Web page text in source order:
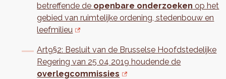
betreffende de openbare onderzoeken op het
gebied van ruimtelijke ordening, stedenbouw en
leefmilieu
Art9§2: Besluit van de Brusselse Hoofdstedelijke
Regering van 25 04 2019 houdende de
overlegcommissies